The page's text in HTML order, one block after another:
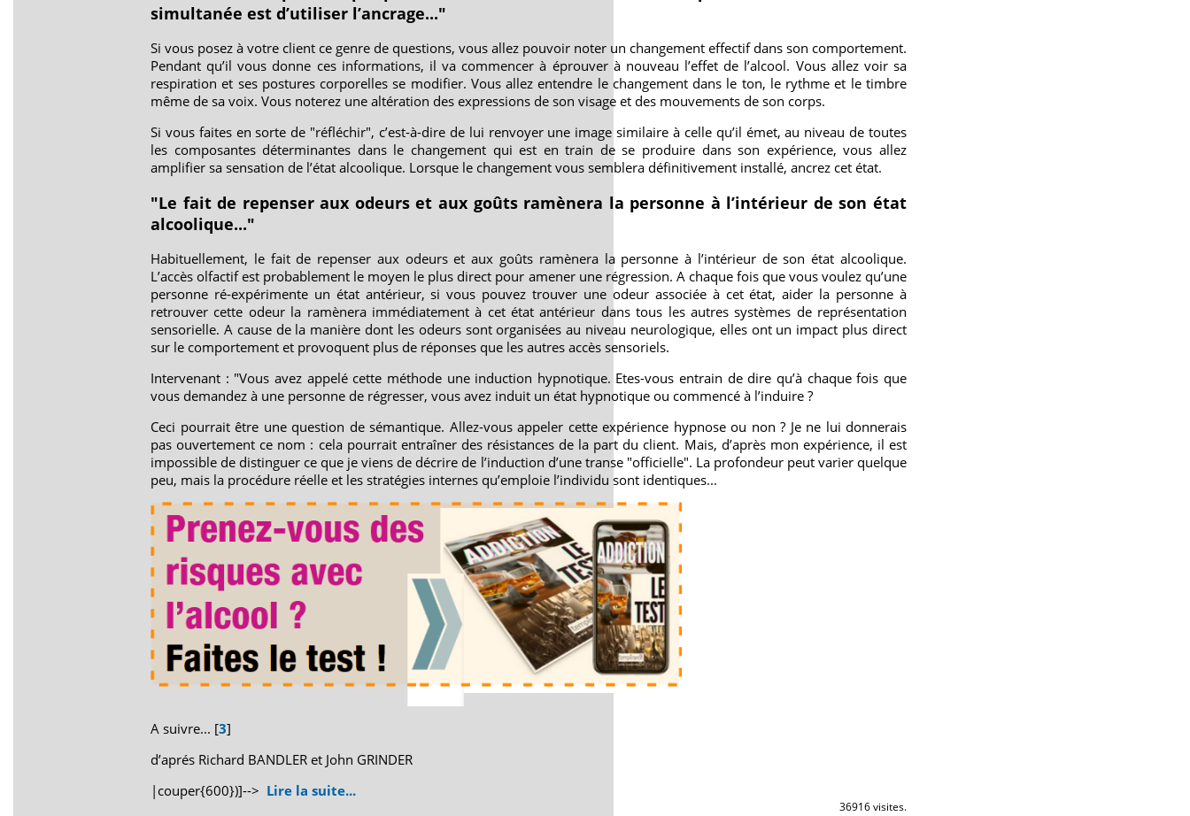
simultanée est d’utiliser l’ancrage..."
Si vous posez à votre client ce genre de questions, vous allez pouvoir noter un changement effectif dans son comportement.
Pendant qu’il vous donne ces informations, il va commencer à éprouver à nouveau l’effet de l’alcool. Vous allez voir sa
respiration et ses postures corporelles se modifier. Vous allez entendre le changement dans le ton, le rythme et le timbre
même de sa voix. Vous noterez une altération des expressions de son visage et des mouvements de son corps.
Si vous faites en sorte de "réfléchir", c’est-à-dire de lui renvoyer une image similaire à celle qu’il émet, au niveau de toutes
les composantes déterminantes dans le changement qui est en train de se produire dans son expérience, vous allez
amplifier sa sensation de l’état alcoolique. Lorsque le changement vous semblera définitivement installé, ancrez cet état.
"Le fait de repenser aux odeurs et aux goûts ramènera la personne à l’intérieur de son état
alcoolique..."
Habituellement, le fait de repenser aux odeurs et aux goûts ramènera la personne à l’intérieur de son état alcoolique.
L’accès olfactif est probablement le moyen le plus direct pour amener une régression. A chaque fois que vous voulez qu’une
personne ré-expérimente un état antérieur, si vous pouvez trouver une odeur associée à cet état, aider la personne à
retrouver cette odeur la ramènera immédiatement à cet état antérieur dans tous les autres systèmes de représentation
sensorielle. A cause de la manière dont les odeurs sont organisées au niveau neurologique, elles ont un impact plus direct
sur le comportement et provoquent plus de réponses que les autres accès sensoriels.
Intervenant : "Vous avez appelé cette méthode une induction hypnotique. Etes-vous entrain de dire qu’à chaque fois que
vous demandez à une personne de régresser, vous avez induit un état hypnotique ou commencé à l’induire ?
Ceci pourrait être une question de sémantique. Allez-vous appeler cette expérience hypnose ou non ? Je ne lui donnerais
pas ouvertement ce nom : cela pourrait entraîner des résistances de la part du client. Mais, d’après mon expérience, il est
impossible de distinguer ce que je viens de décrire de l’induction d’une transe "officielle". La profondeur peut varier quelque
peu, mais la procédure réelle et les stratégies internes qu’emploie l’individu sont identiques...
A suivre... [3]
d’aprés Richard BANDLER et John GRINDER
|couper{600})]--> Lire la suite...
36916 visites.